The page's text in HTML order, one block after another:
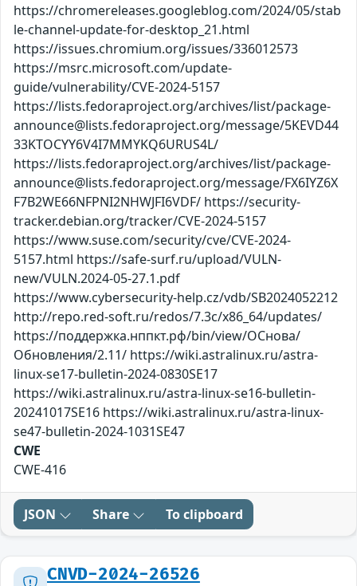
https://chromereleases.googleblog.com/2024/05/stab
le-channel-update-for-desktop_21.html
https://issues.chromium.org/issues/336012573
https://msrc.microsoft.com/update-
guide/vulnerability/CVE-2024-5157
https://lists.fedoraproject.org/archives/list/package-
announce@lists.fedoraproject.org/message/5KEVD44
33KTOCYY6V4I7MMYKQ6URUS4L/
https://lists.fedoraproject.org/archives/list/package-
announce@lists.fedoraproject.org/message/FX6IYZ6X
F7B2WE66NFPNI2NHWJFI6VDF/ https://security-
tracker.debian.org/tracker/CVE-2024-5157
https://www.suse.com/security/cve/CVE-2024-
5157.html https://safe-surf.ru/upload/VULN-
new/VULN.2024-05-27.1.pdf
https://www.cybersecurity-help.cz/vdb/SB2024052212
http://repo.red-soft.ru/redos/7.3c/x86_64/updates/
https://поддержка.нппкт.рф/bin/view/ОСнова/
Обновления/2.11/ https://wiki.astralinux.ru/astra-
linux-se17-bulletin-2024-0830SE17
https://wiki.astralinux.ru/astra-linux-se16-bulletin-
20241017SE16 https://wiki.astralinux.ru/astra-linux-
se47-bulletin-2024-1031SE47
CWE
CWE-416
JSON Share To clipboard
CNVD-2024-26526